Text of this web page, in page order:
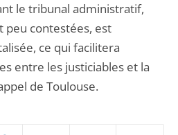
le tribunal administratif,
peu contestées, est
ce qui facilitera
entre les justiciables et la
de Toulouse.